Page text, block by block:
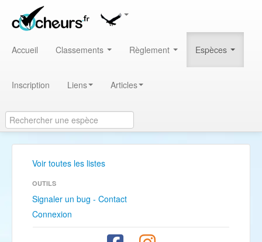
Accueil Classements Règlement Espèces
Inscription Liens Articles
Voir toutes les listes
OUTILS
Signaler un bug - Contact
Connexion